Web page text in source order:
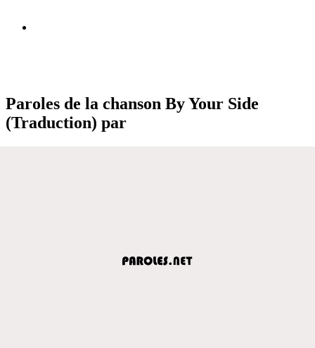
Paroles de la chanson By Your Side
(Traduction) par